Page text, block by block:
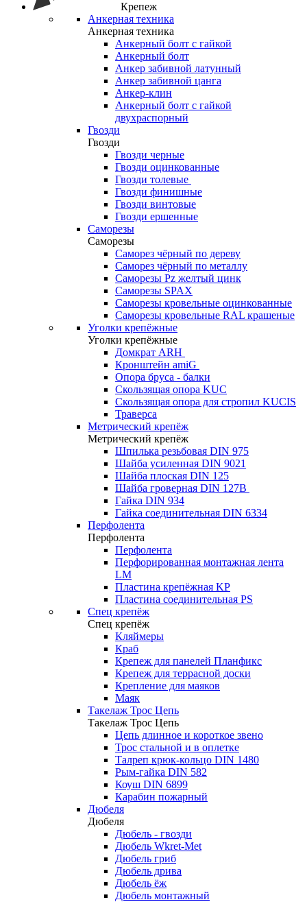
Крепеж
Анкерная техника
Анкерная техника
Анкерный болт с гайкой
Анкерный болт
Анкер забивной латунный
Анкер забивной цанга
Анкер-клин
Анкерный болт с гайкой
двухраспорный
Гвозди
Гвозди
Гвозди черные
Гвозди оцинкованные
Гвозди толевые
Гвозди финишные
Гвозди винтовые
Гвозди ершенные
Саморезы
Саморезы
Саморез чёрный по дереву
Саморез чёрный по металлу
Саморезы Pz желтый цинк
Саморезы SPAX
Саморезы кровельные оцинкованные
Саморезы кровельные RAL крашеные
Уголки крепёжные
Уголки крепёжные
Домкрат ARH
Кронштейн amiG
Опора бруса - балки
Скользящая опора KUC
Скользящая опора для стропил KUCIS
Траверса
Метрический крепёж
Метрический крепёж
Шпилька резьбовая DIN 975
Шайба усиленная DIN 9021
Шайба плоская DIN 125
Шайба гроверная DIN 127B
Гайка DIN 934
Гайка соединительная DIN 6334
Перфолента
Перфолента
Перфолента
Перфорированная монтажная лента
LM
Пластина крепёжная KP
Пластина соединительная PS
Спец крепёж
Спец крепёж
Кляймеры
Краб
Крепеж для панелей Планфикс
Крепеж для террасной доски
Крепление для маяков
Маяк
Такелаж Трос Цепь
Такелаж Трос Цепь
Цепь длинное и короткое звено
Трос стальной и в оплетке
Талреп крюк-кольцо DIN 1480
Рым-гайка DIN 582
Коуш DIN 6899
Карабин пожарный
Дюбеля
Дюбеля
Дюбель - гвозди
Дюбель Wkret-Met
Дюбель гриб
Дюбель дрива
Дюбель ёж
Дюбель монтажный